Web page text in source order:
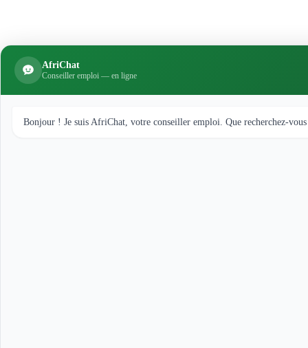
AfriChat
Conseiller emploi — en ligne
Bonjour ! Je suis AfriChat, votre conseiller emploi. Que recherchez-